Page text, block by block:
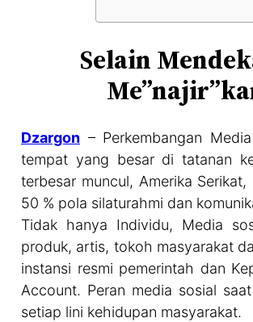
Selain
Dzargon – Perkembangan
tempat yang besar di tatanan
terbesar muncul, Amerika
50 % pola silaturahmi dan
Tidak hanya Individu, Media
produk, artis, tokoh masyarakat
instansi resmi pemerintah dan
Account. Peran media sosial
setiap lini kehidupan masyarakat.